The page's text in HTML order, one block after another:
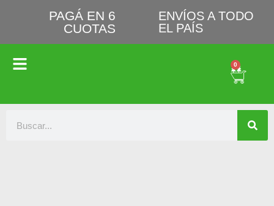
PAGÁ EN 6
CUOTAS
ENVÍOS A TODO
EL PAÍS
0